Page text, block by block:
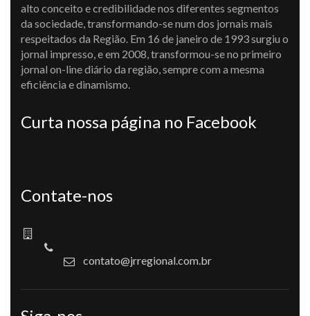
alto conceito e credibilidade nos diferentes segmentos
da sociedade, transformando-se num dos jornais mais
respeitados da Região. Em 16 de janeiro de 1993 surgiu o
jornal impresso, e em 2008, transformou-se no primeiro
jornal on-line diário da região, sempre com a mesma
eficiência e dinamismo.
Curta nossa página no Facebook
Contate-nos
contato@jrregional.com.br